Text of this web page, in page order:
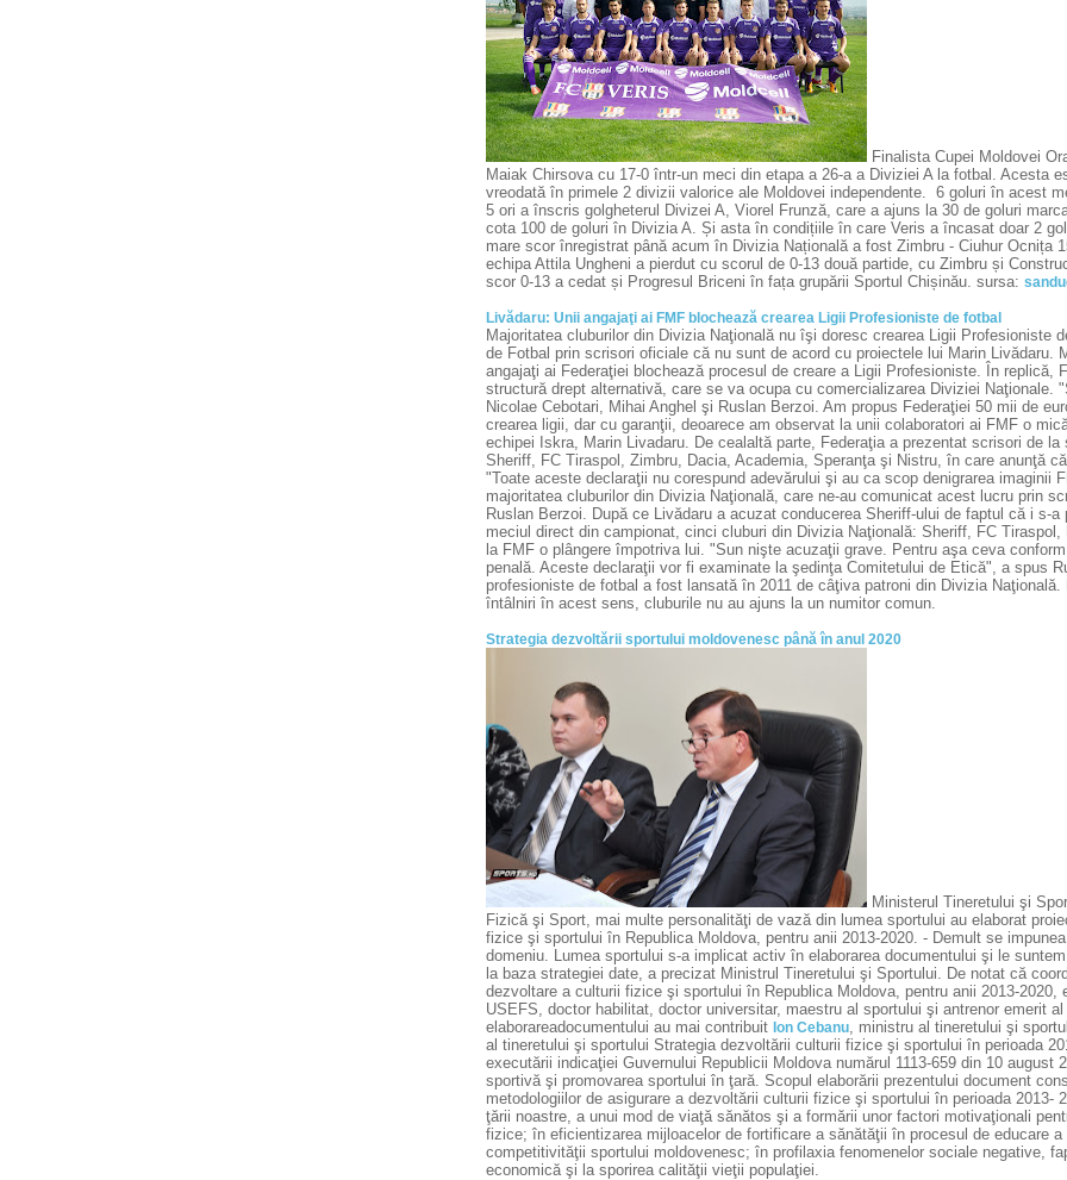
Finalista Cupei Moldovei
Maiak Chirsova cu 17-0 într-un meci din etapa a 26-a a Diviziei A la fotbal. Acesta
vreodată în primele 2 divizii valorice ale Moldovei independente. 6 goluri în acest
5 ori a înscris golgheterul Divizei A, Viorel Frunză, care a ajuns la 30 de goluri
cota 100 de goluri în Divizia A. Și asta în condițiile în care Veris a încasat doar 2
mare scor înregistrat până acum în Divizia Națională a fost Zimbru - Ciuhur Ocnița
echipa Attila Ungheni a pierdut cu scorul de 0-13 două partide, cu Zimbru și
scor 0-13 a cedat și Progresul Briceni în fața grupării Sportul Chișinău. sursa:
Livădaru: Unii angajaţi ai FMF blochează crearea Ligii Profesioniste de fotbal
Majoritatea cluburilor din Divizia Naţională nu îşi doresc crearea Ligii Profesioniste
de Fotbal prin scrisori oficiale că nu sunt de acord cu proiectele lui Marin Livădaru.
angajaţi ai Federaţiei blochează procesul de creare a Ligii Profesioniste. În replică,
structură drept alternativă, care se va ocupa cu comercializarea Diviziei Naţionale.
Nicolae Cebotari, Mihai Anghel şi Ruslan Berzoi. Am propus Federaţiei 50 mii de
crearea ligii, dar cu garanţii, deoarece am observat la unii colaboratori ai FMF o
echipei Iskra, Marin Livadaru. De cealaltă parte, Federaţia a prezentat scrisori de
Sheriff, FC Tiraspol, Zimbru, Dacia, Academia, Speranţa şi Nistru, în care anunţă
"Toate aceste declaraţii nu corespund adevărului şi au ca scop denigrarea imaginii
majoritatea cluburilor din Divizia Naţională, care ne-au comunicat acest lucru prin
Ruslan Berzoi. După ce Livădaru a acuzat conducerea Sheriff-ului de faptul că i s-
meciul direct din campionat, cinci cluburi din Divizia Naţională: Sheriff, FC
la FMF o plângere împotriva lui. "Sun nişte acuzaţii grave. Pentru aşa ceva
penală. Aceste declaraţii vor fi examinate la şedinţa Comitetului de Etică", a spus
profesioniste de fotbal a fost lansată în 2011 de câţiva patroni din Divizia
întâlniri în acest sens, cluburile nu au ajuns la un numitor comun.
Strategia dezvoltării sportului moldovenesc până în anul 2020
Ministerul Tineretului şi
Fizică şi Sport, mai multe personalităţi de vază din lumea sportului au elaborat
fizice şi sportului în Republica Moldova, pentru anii 2013-2020. - Demult se
domeniu. Lumea sportului s-a implicat activ în elaborarea documentului şi le
la baza strategiei date, a precizat Ministrul Tineretului şi Sportului. De notat că
dezvoltare a culturii fizice şi sportului în Republica Moldova, pentru anii 2013-2020,
USEFS, doctor habilitat, doctor universitar, maestru al sportului şi antrenor emerit
elaborareadocumentului au mai contribuit Ion Cebanu, ministru al tineretului şi
al tineretului şi sportului Strategia dezvoltării culturii fizice şi sportului în perioada
executării indicaţiei Guvernului Republicii Moldova numărul 1113-659 din 10 august
sportivă şi promovarea sportului în ţară. Scopul elaborării prezentului document
metodologiilor de asigurare a dezvoltării culturii fizice şi sportului în perioada 2013-
ţării noastre, a unui mod de viaţă sănătos şi a formării unor factori motivaţionali
fizice; în eficientizarea mijloacelor de fortificare a sănătăţii în procesul de educare
competitivităţii sportului moldovenesc; în profilaxia fenomenelor sociale negative,
economică şi la sporirea calităţii vieţii populaţiei.